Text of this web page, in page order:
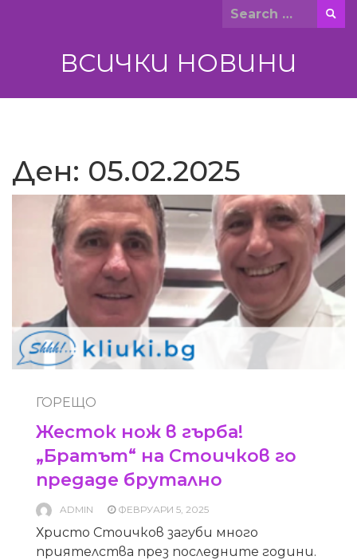
Search
ВСИЧКИ НОВИНИ
Ден: 05.02.2025
ГОРЕЩО
Жесток нож в гърба!
„Братът“ на Стоичков го
предаде брутално
ADMIN ФЕВРУАРИ 5, 2025
Христо Стоичков загуби много
приятелства през последните години.